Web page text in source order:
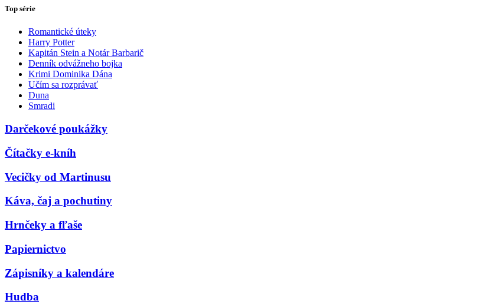
Top série
Romantické úteky
Harry Potter
Kapitán Stein a Notár Barbarič
Denník odvážneho bojka
Krimi Dominika Dána
Učím sa rozprávať
Duna
Smradi
Darčekové poukážky
Čítačky e-kníh
Vecičky od Martinusu
Káva, čaj a pochutiny
Hrnčeky a fľaše
Papiernictvo
Zápisníky a kalendáre
Hudba